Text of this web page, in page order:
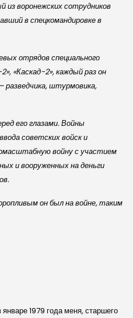
воронежских сотрудников
в спецкомандировке в
отрядов специального
«Каскад-2», каждый раз он
разведчика, штурмовика,
его глазами. Войны
советских войск и
войну с участием
и во­оруженных на деньги
он был на войне, таким
1979 года меня, старшего